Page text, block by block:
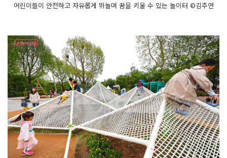
어린이들이 안전하고 자유롭게 뛰놀며 꿈을 키울 수 있는 놀이터 ©김주연